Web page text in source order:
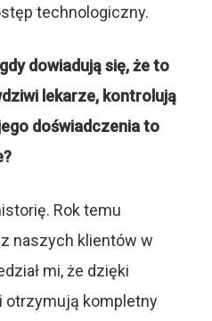
technologiczny.
dowiadują się, że to
lekarze, kontrolują
doświadczenia to
Rok temu
naszych klientów w
mi, że dzięki
otrzymują kompletny